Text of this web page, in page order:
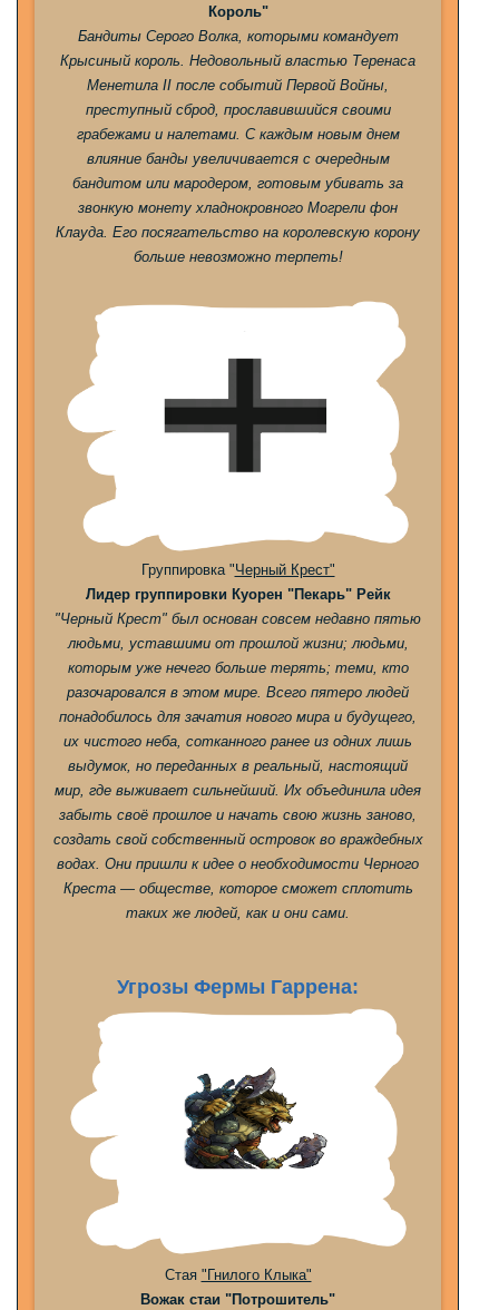
Король"
Бандиты Серого Волка, которыми командует
Крысиный король. Недовольный властью Теренаса
Менетила II после событий Первой Войны,
преступный сброд, прославившийся своими
грабежами и налетами. С каждым новым днем
влияние банды увеличивается с очередным
бандитом или мародером, готовым убивать за
звонкую монету хладнокровного Могрели фон
Клауда. Его посягательство на королевскую корону
больше невозможно терпеть!
Группировка "Черный Крест"
Лидер группировки Куорен "Пекарь" Рейк
"Черный Крест" был основан совсем недавно пятью
людьми, уставшими от прошлой жизни; людьми,
которым уже нечего больше терять; теми, кто
разочаровался в этом мире. Всего пятеро людей
понадобилось для зачатия нового мира и будущего,
их чистого неба, сотканного ранее из одних лишь
выдумок, но переданных в реальный, настоящий
мир, где выживает сильнейший. Их объединила идея
забыть своё прошлое и начать свою жизнь заново,
создать свой собственный островок во враждебных
водах. Они пришли к идее о необходимости Черного
Креста — обществе, которое сможет сплотить
таких же людей, как и они сами.
Угрозы Фермы Гаррена:
Стая "Гнилого Клыка"
Вожак стаи "Потрошитель"